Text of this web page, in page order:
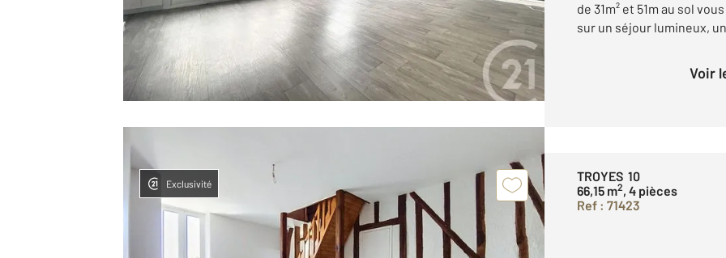
de 31m² et 51m au sol
sur un séjour lumineux,
Voir
Exclusivité
TROYES 10
66,15 m2, 4 pièces
Ref : 71423